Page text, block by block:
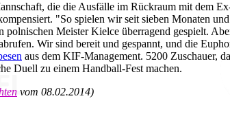
die die Ausfälle im Rückraum mit dem
"So spielen wir seit sieben Monaten
polnischen Meister Kielce überragend gespielt.
Wir sind bereit und gespannt, und die
aus dem KIF-Management. 5200 Zuschauer,
Duell zu einem Handball-Fest machen.
vom 08.02.2014)